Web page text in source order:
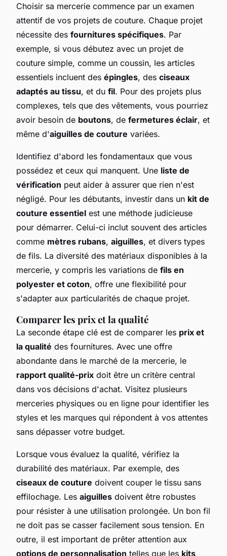
Choisir sa mercerie commence par un examen
attentif de vos projets de couture. Chaque projet
nécessite des fournitures spécifiques. Par
exemple, si vous débutez avec un projet de
couture simple, comme un coussin, les articles
essentiels incluent des épingles, des ciseaux
adaptés au tissu, et du fil. Pour des projets plus
complexes, tels que des vêtements, vous pourriez
avoir besoin de boutons, de fermetures éclair, et
même d'aiguilles de couture variées.
Identifiez d'abord les fondamentaux que vous
possédez et ceux qui manquent. Une liste de
vérification peut aider à assurer que rien n'est
négligé. Pour les débutants, investir dans un kit de
couture essentiel est une méthode judicieuse
pour démarrer. Celui-ci inclut souvent des articles
comme mètres rubans, aiguilles, et divers types
de fils. La diversité des matériaux disponibles à la
mercerie, y compris les variations de fils en
polyester et coton, offre une flexibilité pour
s'adapter aux particularités de chaque projet.
Comparer les prix et la qualité
La seconde étape clé est de comparer les prix et
la qualité des fournitures. Avec une offre
abondante dans le marché de la mercerie, le
rapport qualité-prix doit être un critère central
dans vos décisions d'achat. Visitez plusieurs
merceries physiques ou en ligne pour identifier les
styles et les marques qui répondent à vos attentes
sans dépasser votre budget.
Lorsque vous évaluez la qualité, vérifiez la
durabilité des matériaux. Par exemple, des
ciseaux de couture doivent couper le tissu sans
effilochage. Les aiguilles doivent être robustes
pour résister à une utilisation prolongée. Un bon fil
ne doit pas se casser facilement sous tension. En
outre, il est important de prêter attention aux
options de personnalisation telles que les kits